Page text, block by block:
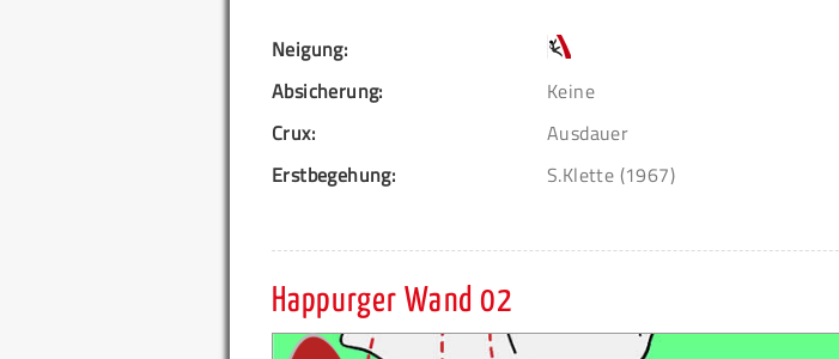
Neigung:
Absicherung:
Keine
Crux:
Ausdauer
Erstbegehung:
S.Klette (1967)
Happurger Wand 02